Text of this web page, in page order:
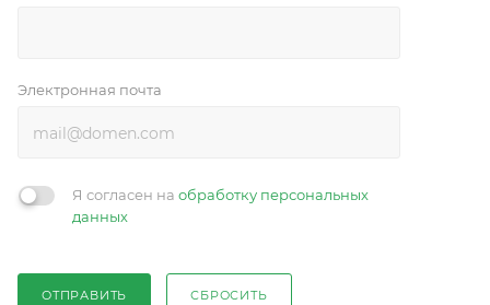
Электронная почта
Я согласен на обработку персональных
данных
ОТПРАВИТЬ СБРОСИТЬ